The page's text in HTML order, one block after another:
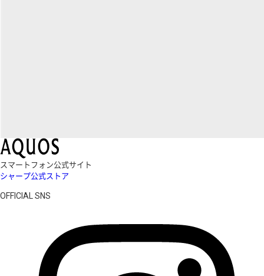
スマートフォン公式サイト
シャープ公式ストア
OFFICIAL SNS